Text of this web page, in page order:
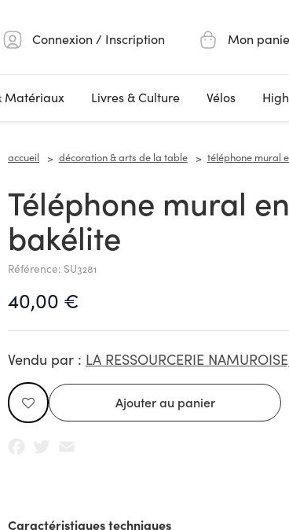
Connexion / Inscription Mon
Matériaux Livres & Culture Vélos
accueil décoration & arts de la table téléphone mural
Téléphone mural en
bakélite
Référence: SU3281
40,00 €
Vendu par : LA RESSOURCERIE
Caractéristiques techniques